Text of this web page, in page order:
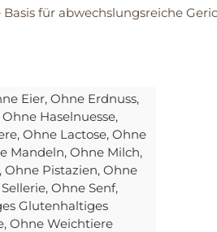
für abwechslungsreiche
Eier, Ohne Erdnuss,
Ohne Haselnuesse,
, Ohne Lactose, Ohne
Mandeln, Ohne Milch,
, Ohne Pistazien, Ohne
, Ohne Senf,
Glutenhaltiges
, Ohne Weichtiere